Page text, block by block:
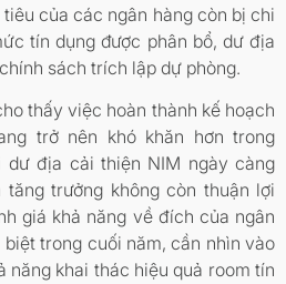
của các ngân hàng còn bị chi
tín dụng được phân bổ, dư địa
sách trích lập dự phòng.
thấy việc hoàn thành kế hoạch
trở nên khó khăn hơn trong
dư địa cải thiện NIM ngày càng
trưởng không còn thuận lợi
giá khả năng về đích của ngân
trong cuối năm, cần nhìn vào
năng khai thác hiệu quả room tín